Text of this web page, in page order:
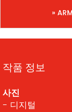
»
작품 정보
사진
- 디지털